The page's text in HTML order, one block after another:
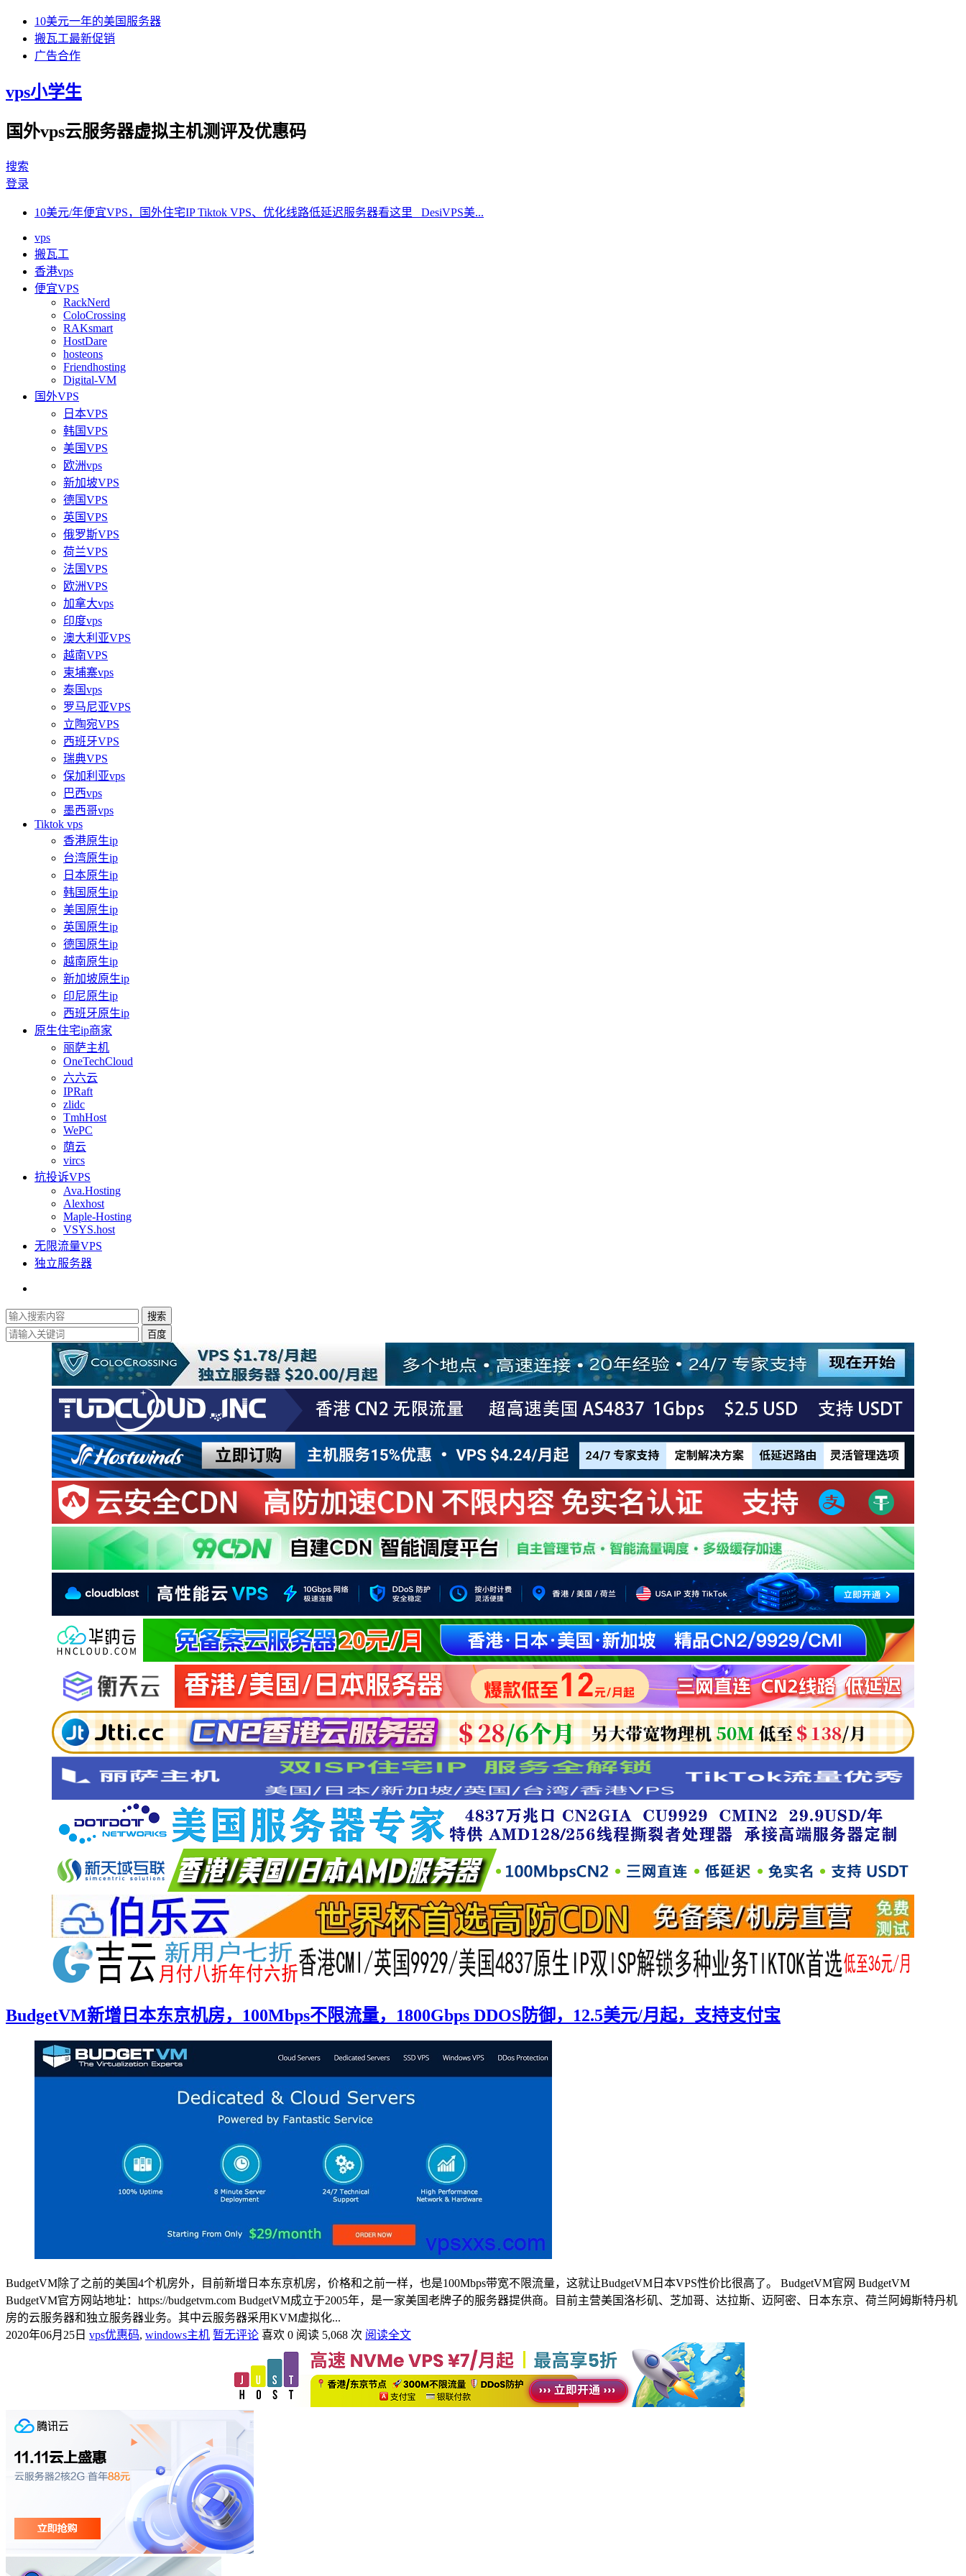
10美元一年的美国服务器
搬瓦工最新促销
广告合作
vps小学生
国外vps云服务器虚拟主机测评及优惠码
搜索
登录
10美元/年便宜VPS，国外住宅IP Tiktok VPS、优化线路低延迟服务器看这里 DesiVPS美...
vps
搬瓦工
香港vps
便宜VPS
RackNerd
ColoCrossing
RAKsmart
HostDare
hosteons
Friendhosting
Digital-VM
国外VPS
日本VPS
韩国VPS
美国VPS
欧洲vps
新加坡VPS
德国VPS
英国VPS
俄罗斯VPS
荷兰VPS
法国VPS
欧洲VPS
加拿大vps
印度vps
澳大利亚VPS
越南VPS
柬埔寨vps
泰国vps
罗马尼亚VPS
立陶宛VPS
西班牙VPS
瑞典VPS
保加利亚vps
巴西vps
墨西哥vps
Tiktok vps
香港原生ip
台湾原生ip
日本原生ip
韩国原生ip
美国原生ip
英国原生ip
德国原生ip
越南原生ip
新加坡原生ip
印尼原生ip
西班牙原生ip
原生住宅ip商家
丽萨主机
OneTechCloud
六六云
IPRaft
zlidc
TmhHost
WePC
荫云
vircs
抗投诉VPS
Ava.Hosting
Alexhost
Maple-Hosting
VSYS.host
无限流量VPS
独立服务器
BudgetVM新增日本东京机房，100Mbps不限流量，1800Gbps DDOS防御，12.5美元/月起，支持支付宝
BudgetVM除了之前的美国4个机房外，目前新增日本东京机房，价格和之前一样，也是100Mbps带宽不限流量，这就让BudgetVM日本VPS性价比很高了。 BudgetVM官网 BudgetVM
BudgetVM官方网站地址：https://budgetvm.com BudgetVM成立于2005年，是一家美国老牌子的服务器提供商。目前主营美国洛杉矶、芝加哥、达拉斯、迈阿密、日本东京、荷兰阿姆斯特丹机
房的云服务器和独立服务器业务。其中云服务器采用KVM虚拟化...
2020年06月25日 vps优惠码, windows主机 暂无评论 喜欢 0 阅读 5,068 次 阅读全文